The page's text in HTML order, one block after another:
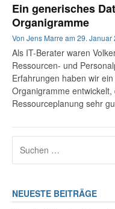
Ein generisches
Organigramme
Von Jens Marre am 29. Januar
Als IT-Berater waren
Ressourcen- und
Erfahrungen haben wir
Organigramme
Ressourceplanung sehr
nach:
NEUESTE BEITRÄGE